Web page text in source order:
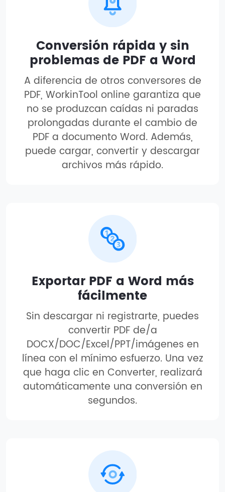
Conversión rápida y sin
problemas de PDF a Word
A diferencia de otros conversores de
PDF, WorkinTool online garantiza que
no se produzcan caídas ni paradas
prolongadas durante el cambio de
PDF a documento Word. Además,
puede cargar, convertir y descargar
archivos más rápido.
Exportar PDF a Word más
fácilmente
Sin descargar ni registrarte, puedes
convertir PDF de/a
DOCX/DOC/Excel/PPT/imágenes en
línea con el mínimo esfuerzo. Una vez
que haga clic en Converter, realizará
automáticamente una conversión en
segundos.